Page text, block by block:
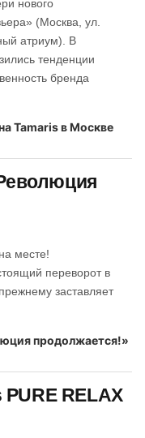
нового
(Москва, ул.
атриум). В
тенденции
бренда
месте!
переворот в
заставляет
RELAX